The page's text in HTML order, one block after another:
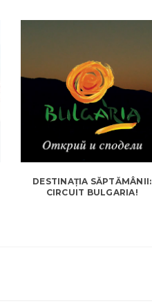
DESTINAȚIA SĂPTĂMÂNII:
CIRCUIT BULGARIA!